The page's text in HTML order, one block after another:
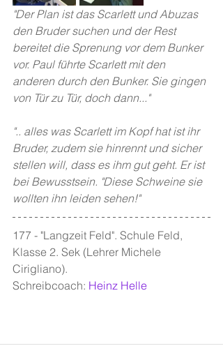
"Der Plan ist das Scarlett und Abuzas
den Bruder suchen und der Rest
bereitet die Sprenung vor dem Bunker
vor. Paul führte Scarlett mit den
anderen durch den Bunker. Sie gingen
von Tür zu Tür, doch dann..."
".. alles was Scarlett im Kopf hat ist ihr
Bruder, zudem sie hinrennt und sicher
stellen will, dass es ihm gut geht. Er ist
bei Bewusstsein. "Diese Schweine sie
wollten ihn leiden sehen!"
177 - "Langzeit Feld". Schule Feld,
Klasse 2. Sek (Lehrer Michele
Cirigliano).
Schreibcoach: Heinz Helle